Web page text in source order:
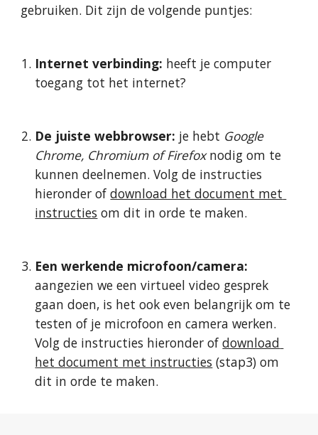
gebruiken. Dit zijn de volgende puntjes:
Internet verbinding: heeft je computer
toegang tot het internet?
De juiste webbrowser: je hebt Google
Chrome, Chromium of Firefox nodig om te
kunnen deelnemen. Volg de instructies
hieronder of download het document met
instructies om dit in orde te maken.
aangezien we een virtueel video gesprek
gaan doen, is het ook even belangrijk om te
testen of je microfoon en camera werken.
Volg de instructies hieronder of download
het document met instructies (stap3) om
dit in orde te maken.